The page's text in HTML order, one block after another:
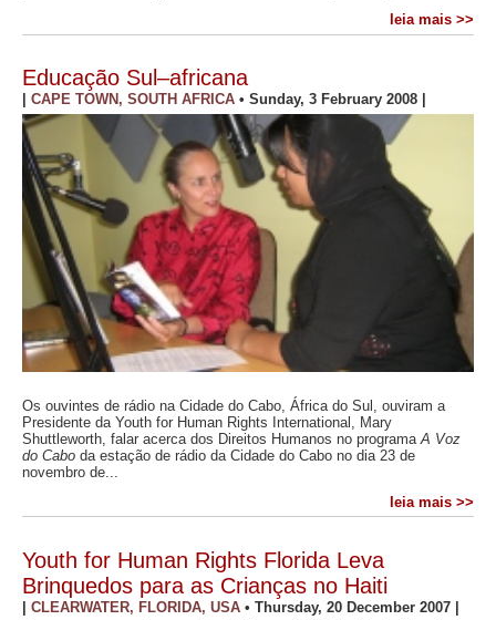
leia mais >>
Educação Sul–africana
CAPE TOWN, SOUTH AFRICA • Sunday, 3 February 2008
Os ouvintes de rádio na Cidade do Cabo, África do Sul, ouviram a
Presidente da Youth for Human Rights International, Mary
Shuttleworth, falar acerca dos Direitos Humanos no programaA Voz
do Cabo da estação de rádio da Cidade do Cabo no dia 23 de
novembro de...
leia mais >>
Youth for Human Rights Florida Leva
Brinquedos para as Crianças no Haiti
| CLEARWATER, FLORIDA, USA • Thursday, 20 December 2007 |